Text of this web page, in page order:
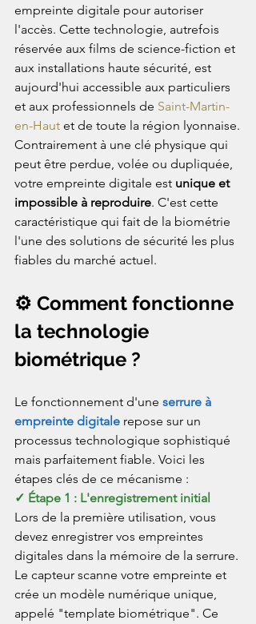
empreinte digitale pour autoriser
l'accès. Cette technologie, autrefois
réservée aux films de science-fiction et
aux installations haute sécurité, est
aujourd'hui accessible aux particuliers
et aux professionnels de Saint-Martin-
en-Haut et de toute la région lyonnaise.
Contrairement à une clé physique qui
peut être perdue, volée ou dupliquée,
votre empreinte digitale est unique et
impossible à reproduire. C'est cette
caractéristique qui fait de la biométrie
l'une des solutions de sécurité les plus
fiables du marché actuel.
⚙️ Comment fonctionne
la technologie
biométrique ?
Le fonctionnement d'une serrure à
empreinte digitale repose sur un
processus technologique sophistiqué
mais parfaitement fiable. Voici les
étapes clés de ce mécanisme :
✓ Étape 1 : L'enregistrement initial
Lors de la première utilisation, vous
devez enregistrer vos empreintes
digitales dans la mémoire de la serrure.
Le capteur scanne votre empreinte et
crée un modèle numérique unique,
appelé "template biométrique". Ce